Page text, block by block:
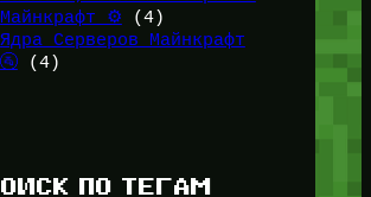
Майнкрафт ⚙️ (4)
Ядра Серверов Майнкрафт
🚰(4)
ПО ТЕГАМ